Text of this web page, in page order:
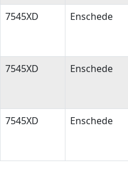
7545XD Enschede
7545XD Enschede
7545XD Enschede